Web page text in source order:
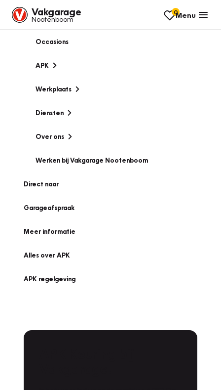
Vakgarage
Nootenboom
0Menu
Occasions
APK
Werkplaats
Diensten
Over ons
Werken bij Vakgarage Nootenboom
Direct naar
Garageafspraak
Meer informatie
Alles over APK
APK regelgeving